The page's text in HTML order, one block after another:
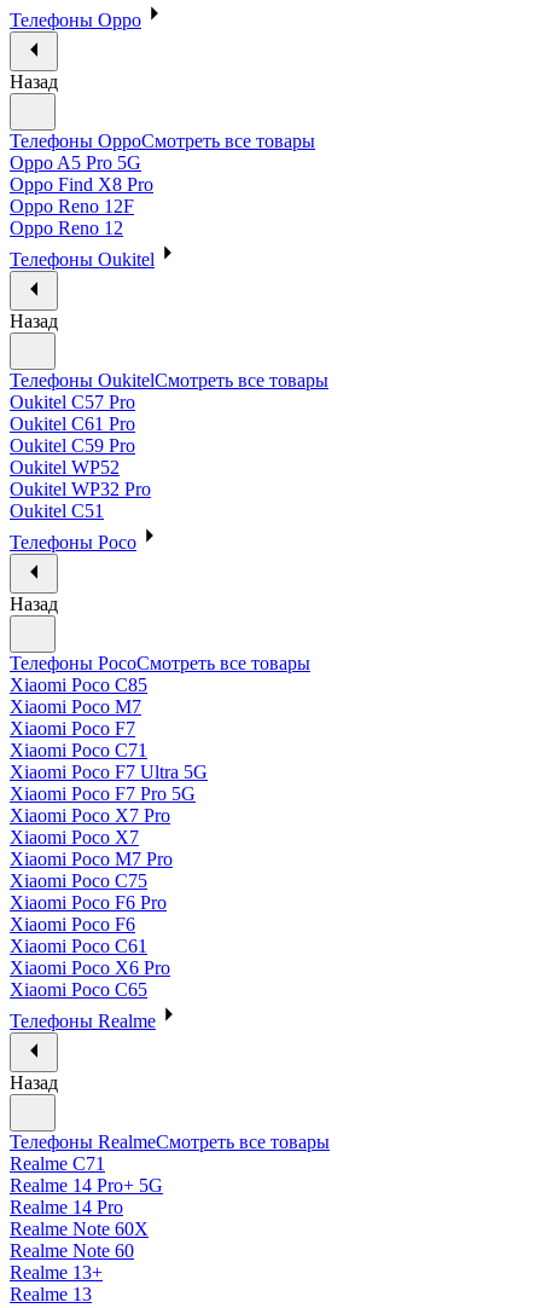
Телефоны Oppo
Назад
Телефоны OppoСмотреть все товары
Oppo A5 Pro 5G
Oppo Find X8 Pro
Oppo Reno 12F
Oppo Reno 12
Телефоны Oukitel
Назад
Телефоны OukitelСмотреть все товары
Oukitel C57 Pro
Oukitel C61 Pro
Oukitel C59 Pro
Oukitel WP52
Oukitel WP32 Pro
Oukitel C51
Телефоны Poco
Назад
Телефоны PocoСмотреть все товары
Xiaomi Poco C85
Xiaomi Poco M7
Xiaomi Poco F7
Xiaomi Poco C71
Xiaomi Poco F7 Ultra 5G
Xiaomi Poco F7 Pro 5G
Xiaomi Poco X7 Pro
Xiaomi Poco X7
Xiaomi Poco M7 Pro
Xiaomi Poco C75
Xiaomi Poco F6 Pro
Xiaomi Poco F6
Xiaomi Poco C61
Xiaomi Poco X6 Pro
Xiaomi Poco C65
Телефоны Realme
Назад
Телефоны RealmeСмотреть все товары
Realme C71
Realme 14 Pro+ 5G
Realme 14 Pro
Realme Note 60X
Realme Note 60
Realme 13+
Realme 13